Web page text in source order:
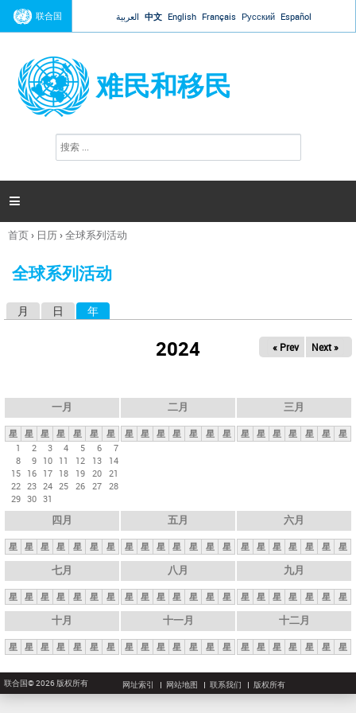
Jump to navigation
联合国 العربية 中文 English Français Русский Español
难民和移民
搜
索

你
这
首页› 日历›全球系列活动
全球系列活动
月 日 年
2024 « Prev Next »
一月
星 星 星 星 星 星
星
1
2 3 4 5 6
7
8
9 10 11 12 13
14
15 16 17 18 19 20 21
22 23 24 25 26 27 28
29 30 31
二月
星 星 星 星 星 星 星
三月
星 星 星 星 星 星 星
四月
星 星 星 星 星 星 星
五月
星 星 星 星 星 星 星
六月
星 星 星 星 星 星 星
七月
星 星 星 星 星 星 星
八月
星 星 星 星 星 星 星
九月
星 星 星 星 星 星 星
十月
星 星 星 星 星 星 星
十一月
星 星 星 星 星 星 星
十二月
星 星 星 星 星 星 星
联合国© 2026 版权所有 网址索引 网站地图 联系我们 版权所有